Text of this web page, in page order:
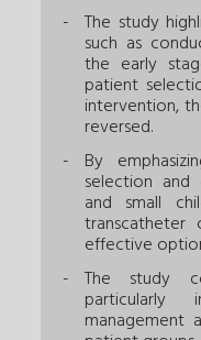
The study
such as
the early
patient
intervention,
reversed.
By
selection
and small
effective
The study
management